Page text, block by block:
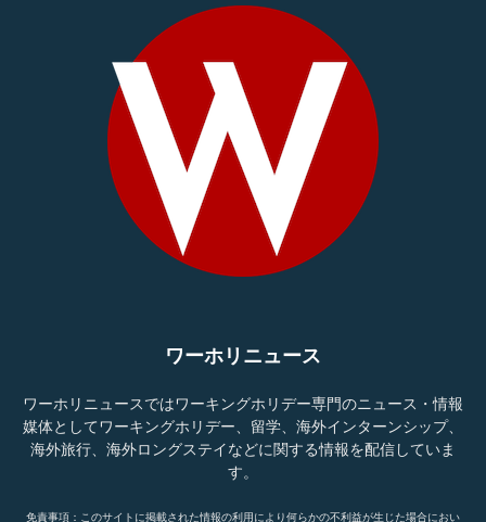
ワーホリニュース
ワーホリニュースではワーキングホリデー専門のニュース・情報
媒体としてワーキングホリデー、留学、海外インターンシップ、
海外旅行、海外ロングステイなどに関する情報を配信していま
す。
免責事項：このサイトに掲載された情報の利用により何らかの不利益が生じた場合におい